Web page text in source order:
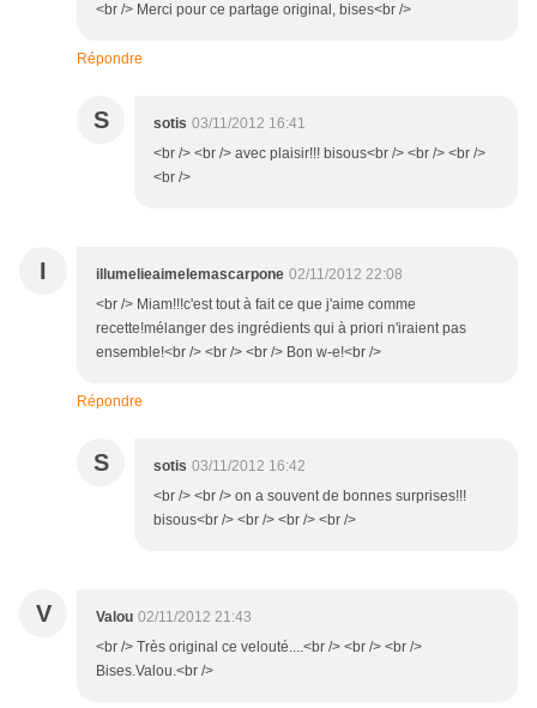
<br /> Merci pour ce partage original, bises<br />
Répondre
S sotis 03/11/2012 16:41
<br /> <br /> avec plaisir!!! bisous<br /> <br /> <br />
<br />
I illumelieaimelemascarpone 02/11/2012 22:08
<br /> Miam!!!c'est tout à fait ce que j'aime comme
recette!mélanger des ingrédients qui à priori n'iraient pas
ensemble!<br /> <br /> <br /> Bon w-e!<br />
Répondre
S sotis 03/11/2012 16:42
<br /> <br /> on a souvent de bonnes surprises!!!
bisous<br /> <br /> <br /> <br />
V Valou 02/11/2012 21:43
<br /> Très original ce velouté....<br /> <br /> <br />
Bises.Valou.<br />